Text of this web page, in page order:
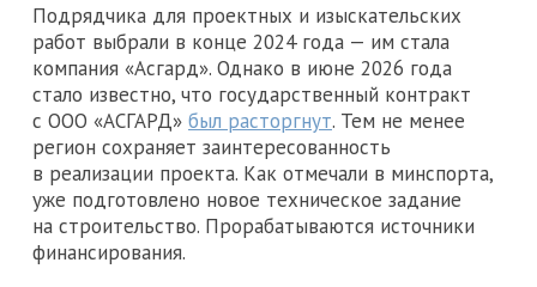
Подрядчика для проектных и изыскательских
работ выбрали в конце 2024 года — им стала
компания «Асгард». Однако в июне 2026 года
стало известно, что государственный контракт
с ООО «АСГАРД» был расторгнут. Тем не менее
регион сохраняет заинтересованность
в реализации проекта. Как отмечали в минспорта,
уже подготовлено новое техническое задание
на строительство. Прорабатываются источники
финансирования.